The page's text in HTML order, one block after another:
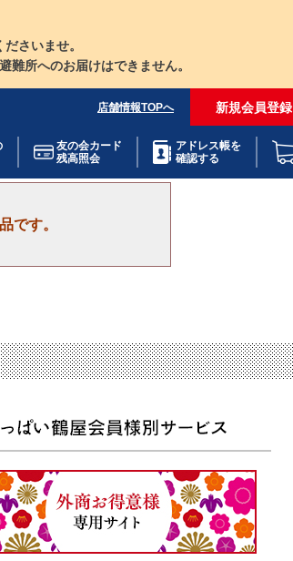
さいませ。
所へのお届けはできません。
店舗情報TOPへ 新規会員登録
友の会カード
残高照会
アドレス帳を
確認する
です。